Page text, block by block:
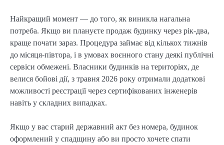
Найкращий момент — до того, як виникла нагальна
потреба. Якщо ви плануєте продаж будинку через рік-два,
краще почати зараз. Процедура займає від кількох тижнів
до місяця-півтора, і в умовах воєнного стану деякі публічні
сервіси обмежені. Власники будинків на територіях, де
велися бойові дії, з травня 2026 року отримали додаткові
можливості реєстрації через сертифікованих інженерів
навіть у складних випадках.
Якщо у вас старий державний акт без номера, будинок
оформлений у спадщину або ви просто хочете спати